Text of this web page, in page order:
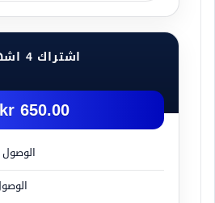
ثانياً سوف اشرح عن القيادة
اشتراك 4 اشهر
650.00 kr
الوصول